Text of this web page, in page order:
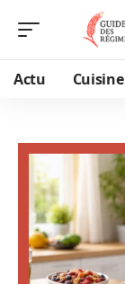
Actu Cuisine